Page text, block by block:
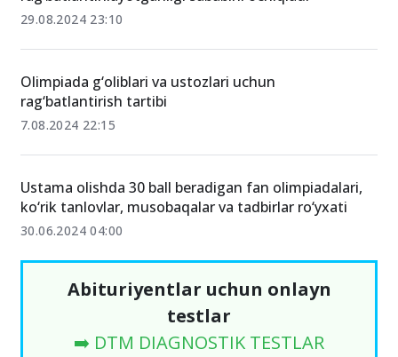
29.08.2024 23:10
Olimpiada g‘oliblari va ustozlari uchun
rag‘batlantirish tartibi
7.08.2024 22:15
Ustama olishda 30 ball beradigan fan olimpiadalari,
ko‘rik tanlovlar, musobaqalar va tadbirlar ro‘yxati
30.06.2024 04:00
Abituriyentlar uchun onlayn
testlar
➡️ DTM DIAGNOSTIK TESTLAR